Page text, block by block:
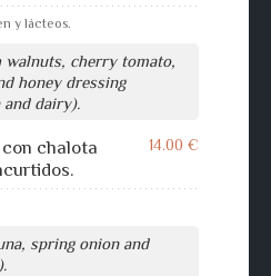
y lácteos.
walnuts, cherry tomato,
honey dressing
and dairy).
chalota
14.00 €
spring onion and